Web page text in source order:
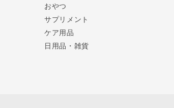
おやつ
サプリメント
ケア用品
日用品・雑貨